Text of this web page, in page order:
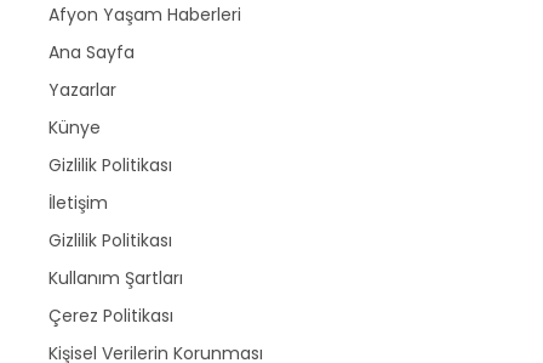
Afyon Yaşam Haberleri
Ana Sayfa
Yazarlar
Künye
Gizlilik Politikası
İletişim
Gizlilik Politikası
Kullanım Şartları
Çerez Politikası
Kişisel Verilerin Korunması